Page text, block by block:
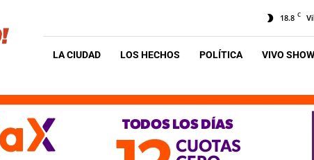
18.8 C
LA CIUDAD LOS HECHOS POLÍTICA VIVO SHOW